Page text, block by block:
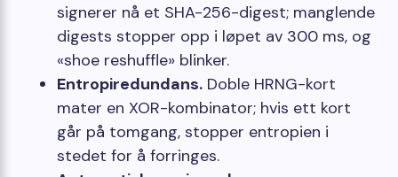
signerer nå et SHA-256-digest; manglende
digests stopper opp i løpet av 300 ms, og
«shoe reshuffle» blinker.
Entropiredundans. Doble HRNG-kort
mater en XOR-kombinator; hvis ett kort
går på tomgang, stopper entropien i
stedet for å forringes.